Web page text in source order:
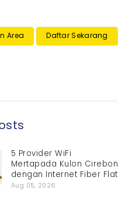
Area Daftar Sekarang
5 Provider WiFi
Mertapada Kulon Cirebon
dengan Internet Fiber Flat
Aug 05, 2026